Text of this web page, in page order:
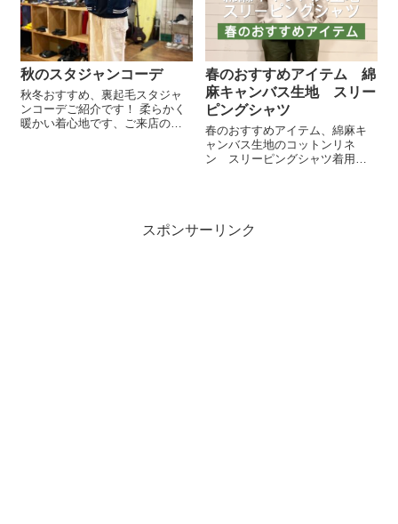
秋のスタジャンコーデ
秋冬おすすめ、裏起毛スタジャ
ンコーデご紹介です！ 柔らかく
暖かい着心地です、ご来店の際
春のおすすめアイテム 綿
麻キャンバス生地 スリー
ピングシャツ
春のおすすめアイテム、綿麻キ
ャンバス生地のコットンリネ
ン スリーピングシャツ着用イ
スポンサーリンク